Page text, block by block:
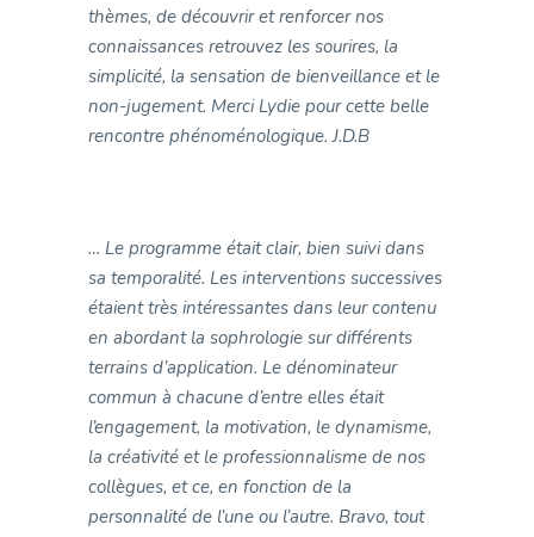
thèmes, de découvrir et renforcer nos
connaissances retrouvez les sourires, la
simplicité, la sensation de bienveillance et le
non-jugement. Merci Lydie pour cette belle
rencontre phénoménologique. J.D.B
… Le programme était clair, bien suivi dans
sa temporalité. Les interventions successives
étaient très intéressantes dans leur contenu
en abordant la sophrologie sur différents
terrains d’application. Le dénominateur
commun à chacune d’entre elles était
l’engagement, la motivation, le dynamisme,
la créativité et le professionnalisme de nos
collègues, et ce, en fonction de la
personnalité de l’une ou l’autre. Bravo, tout